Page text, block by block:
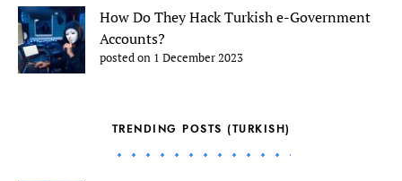
How Do They Hack Turkish e-Government
Accounts?
posted on 1 December 2023
TRENDING POSTS (TURKISH)